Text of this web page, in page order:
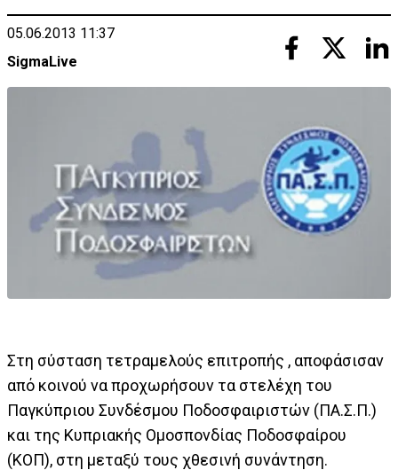
05.06.2013 11:37
SigmaLive
Στη σύσταση τετραμελούς επιτροπής , αποφάσισαν
από κοινού να προχωρήσουν τα στελέχη του
Παγκύπριου Συνδέσμου Ποδοσφαιριστών (ΠΑ.Σ.Π.)
και της Κυπριακής Ομοσπονδίας Ποδοσφαίρου
(ΚΟΠ), στη μεταξύ τους χθεσινή συνάντηση.